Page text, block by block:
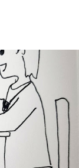
가요? 2027년 보건
있는지 살펴보겠습
장애인연금 지급
년 하반기 활동
발달장애인 24시
확대 계속 추진 ※
거쳐 시행될 예정